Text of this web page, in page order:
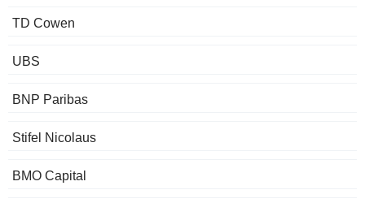
TD Cowen
UBS
BNP Paribas
Stifel Nicolaus
BMO Capital